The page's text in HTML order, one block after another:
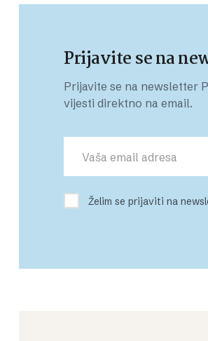
Prijavite se na
Prijavite se na newsletter
vijesti direktno na email.
Želim se prijaviti na